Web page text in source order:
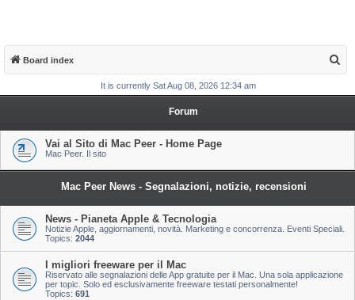
Board index
a
It is currently Sat Aug 08, 2026 12:34 am
Forum
Vai al Sito di Mac Peer - Home Page
Mac Peer. Il sito
Mac Peer News - Segnalazioni, notizie, recensioni
News - Pianeta Apple & Tecnologia
Notizie Apple, aggiornamenti, novità. Marketing e concorrenza. Eventi Speciali.
Topics: 2044
I migliori freeware per il Mac
Riservato alle segnalazioni delle App gratuite per il Mac. Una sola applicazione
per topic. Solo ed esclusivamente freeware testati personalmente!
Topics: 691